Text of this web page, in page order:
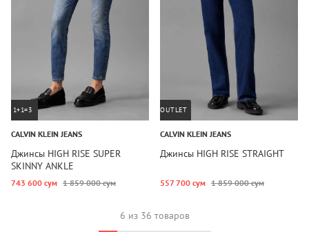
1+1=3
CALVIN KLEIN JEANS
Джинсы HIGH RISE SUPER
SKINNY ANKLE
743 600 сум 1 859 000 сум
OUTLET
CALVIN KLEIN JEANS
Джинсы HIGH RISE STRAIGHT
557 700 сум 1 859 000 сум
6 из 36 товаров